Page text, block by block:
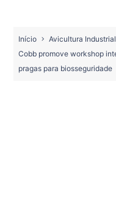
Início
Avicultura Industrial
Cobb promove workshop
pragas para biosseguridade